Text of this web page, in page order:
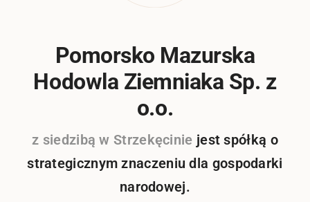
Pomorsko Mazurska
Hodowla Ziemniaka Sp. z
o.o.
z siedzibą w Strzekęcinie jest spółką o
strategicznym znaczeniu dla gospodarki
narodowej.